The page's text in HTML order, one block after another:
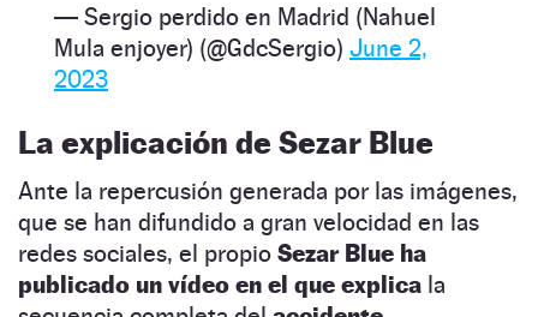
— Sergio perdido en Madrid (Nahuel
Mula enjoyer) (@GdcSergio) June 2,
2023
La explicación de Sezar Blue
Ante la repercusión generada por las imágenes,
que se han difundido a gran velocidad en las
redes sociales, el propio Sezar Blue ha
publicado un vídeo en el que explica la